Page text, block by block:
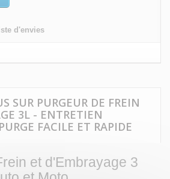
d'envies
SUR PURGEUR DE FREIN
3L - ENTRETIEN
FACILE ET RAPIDE
et d'Embrayage 3